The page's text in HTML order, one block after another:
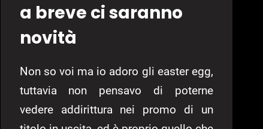
a breve ci saranno
novità
Non so voi ma io adoro gli easter egg,
tuttavia non pensavo di poterne
vedere addirittura nei promo di un